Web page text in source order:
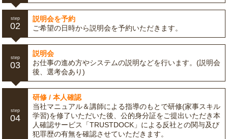
step
02
説明会を予約
ご希望の日時から説明会を予約いただきます。
step
03
説明会
お仕事の進め方やシステムの説明などを行います。(説明会
後、選考会あり)
step
04
研修 / 本人確認
当社マニュアル＆講師による指導のもとで研修(家事スキル
学習)を修了いただいた後、公的身分証をご提出いただき本
人確認サービス「TRUSTDOCK」による反社との関与及び
犯罪歴の有無を確認させていただきます。